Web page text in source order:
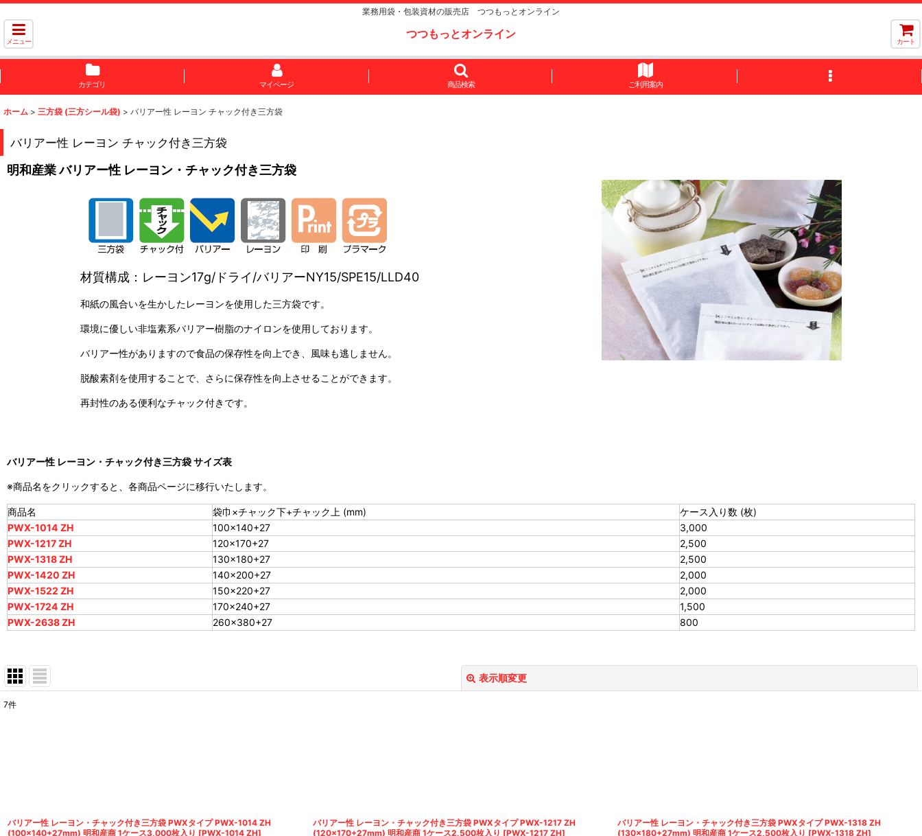
業務用袋・包装資材の販売店 つつもっとオンライン
メニュー
つつもっとオンライン
カート
カテゴリ マイページ 商品検索 ご利用案内
ホーム > 三方袋 (三方シール袋) > バリアー性 レーヨン チャック付き三方袋
バリアー性 レーヨン チャック付き三方袋
明和産業 バリアー性 レーヨン・チャック付き三方袋
材質構成：レーヨン17g/ドライ/バリアーNY15/SPE15/LLD40
和紙の風合いを生かしたレーヨンを使用した三方袋です。
環境に優しい非塩素系バリアー樹脂のナイロンを使用しております。
バリアー性がありますので食品の保存性を向上でき、風味も逃しません。
脱酸素剤を使用することで、さらに保存性を向上させることができます。
再封性のある便利なチャック付きです。
バリアー性 レーヨン・チャック付き三方袋 サイズ表
※商品名をクリックすると、各商品ページに移行いたします。
商品名 袋巾×チャック下+チャック上 (mm)
ケース入り数 (枚)
PWX-1014 ZH
100×140+27
3,000
PWX-1217 ZH
120×170+27
2,500
PWX-1318 ZH
130×180+27
2,500
PWX-1420 ZH
140×200+27
2,000
PWX-1522 ZH
150×220+27
2,000
PWX-1724 ZH
170×240+27
1,500
PWX-2638 ZH
260×380+27 800
表示順変更
7件
バリアー性 レーヨン・チャック付き三方袋 PWXタイプ PWX-1014 ZH
(100×140+27mm) 明和産商 1ケース3,000枚入り [PWX-1014 ZH]
バリアー性 レーヨン・チャック付き三方袋 PWXタイプ PWX-1217 ZH
(120×170+27mm) 明和産商 1ケース2,500枚入り [PWX-1217 ZH]
バリアー性 レーヨン・チャック付き三方袋 PWXタイプ PWX-1318 ZH
(130×180+27mm) 明和産商 1ケース2,500枚入り [PWX-1318 ZH]